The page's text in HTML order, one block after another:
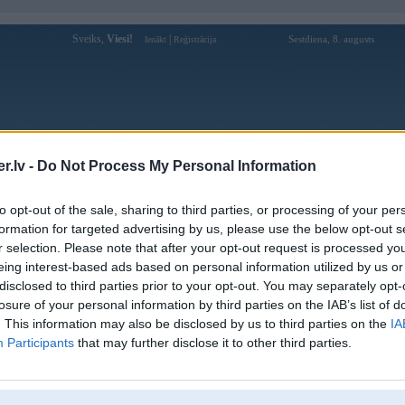
- Do Not Process My Personal Information
opt-out of the sale, sharing to third parties, or processing of your
for targeted advertising by us, please use the below opt-out
selection. Please note that after your opt-out request is processed
interest-based ads based on personal information utilized by us
to third parties prior to your opt-out. You may separately
of your personal information by third parties on the IAB’s list of
This information may also be disclosed by us to third parties on the
Participants that may further disclose it to other third parties.
Sveiks, Viesi! Ienākt Reģistrācija Sestdiena, 8. augusts
Forums Galerijas Reģistrācija Lietotāji
Lietotāja luck88games2 profils
Lietotājvārds:
luck88games2
Ziņojumi forumā:
0
Pēdējie ziņojumi forumā